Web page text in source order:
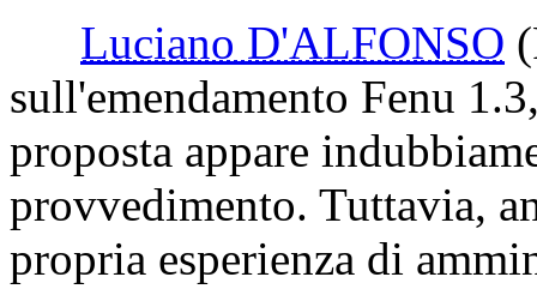
Luciano D'ALFONSO
sull'emendamento Fenu
proposta appare
provvedimento. Tuttavia,
propria esperienza di